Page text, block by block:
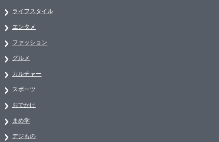
ライフスタイル
エンタメ
ファッション
グルメ
カルチャー
スポーツ
おでかけ
まめ学
デジもの